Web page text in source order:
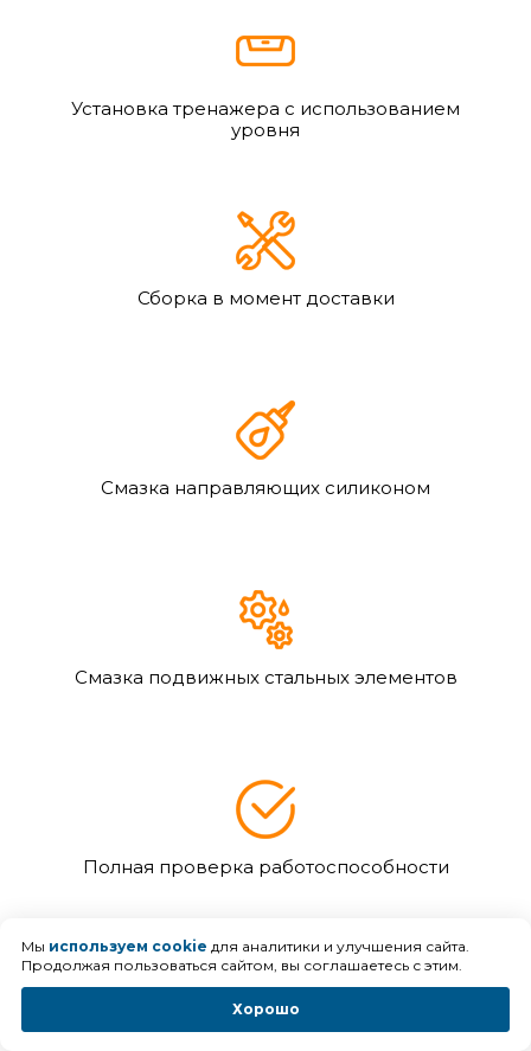
Установка тренажера с использованием
уровня
Сборка в момент доставки
Смазка направляющих силиконом
Смазка подвижных стальных элементов
Полная проверка работоспособности
Мы используем cookie для аналитики и улучшения сайта.
Продолжая пользоваться сайтом, вы соглашаетесь с этим.
Хорошо